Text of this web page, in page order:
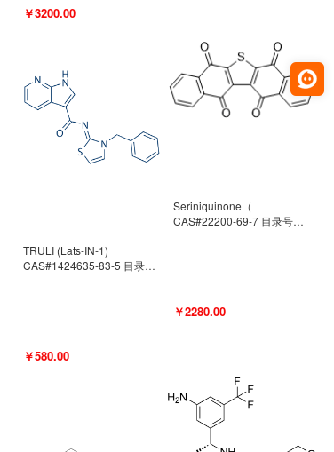
￥3200.00
TRULI (Lats-IN-1)
CAS#1424635-83-5 目录号
￥580.00
Seriniquinone（
CAS#22200-69-7 目录号
￥2280.00